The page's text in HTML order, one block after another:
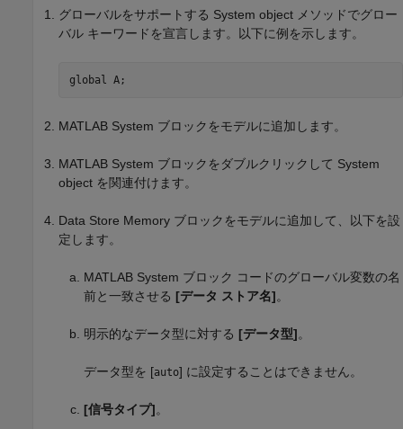
グローバルをサポートする System object メソッドでグロー
バル キーワードを宣言します。以下に例を示します。
global A;
MATLAB System ブロックをモデルに追加します。
MATLAB System ブロックをダブルクリックして System
object を関連付けます。
Data Store Memory ブロックをモデルに追加して、以下を設
定します。
MATLAB System ブロック コードのグローバル変数の名
前と一致させる [データ ストア名]。
明示的なデータ型に対する [データ型]。
データ型を [auto] に設定することはできません。
[信号タイプ]。